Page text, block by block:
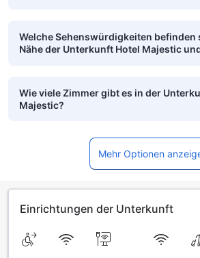
Welche Sehenswürdigkeiten befinden
Nähe der Unterkunft Hotel Majestic
Wie viele Zimmer gibt es in der
Majestic?
Mehr Optionen
Einrichtungen der Unterkunft